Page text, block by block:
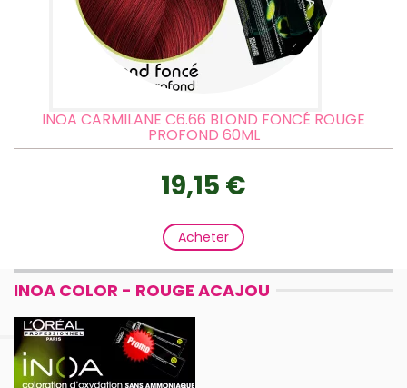
INOA CARMILANE C6.66 BLOND FONCÉ ROUGE
PROFOND 60ML
19,15 €
Acheter
INOA COLOR - ROUGE ACAJOU